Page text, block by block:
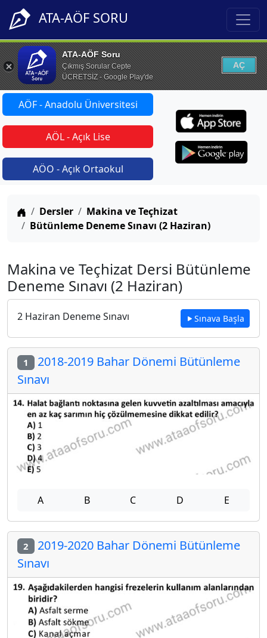
ATA-AÖF SORU
ATA-AÖF Soru
Çıkmış Sorular Cepte
ÜCRETSİZ - Google Play'de
AÇ
AÖF - Anadolu Üniversitesi
AÖL - Açık Lise
AÖO - Açık Ortaokul
Anasayfa
Dersler
Makina ve Teçhizat
Bütünleme Deneme Sınavı (2 Haziran)
Makina ve Teçhizat Dersi Bütünleme
Deneme Sınavı (2 Haziran)
2 Haziran Deneme Sınavı Sınava Başla
1 2018-2019 Bahar Dönemi Bütünleme
Sınavı
A B C D E
2 2019-2020 Bahar Dönemi Bütünleme
Sınavı